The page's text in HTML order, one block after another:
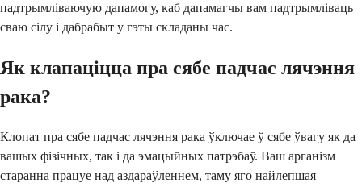
падтрымліваючую дапамогу, каб дапамагчы вам падтрымліваць
сваю сілу і дабрабыт у гэты складаны час.
Як клапаціцца пра сябе падчас лячэння
рака?
Клопат пра сябе падчас лячэння рака ўключае ў сябе ўвагу як да
вашых фізічных, так і да эмацыйных патрэбаў. Ваш арганізм
старанна працуе над аздараўленнем, таму яго найлепшая